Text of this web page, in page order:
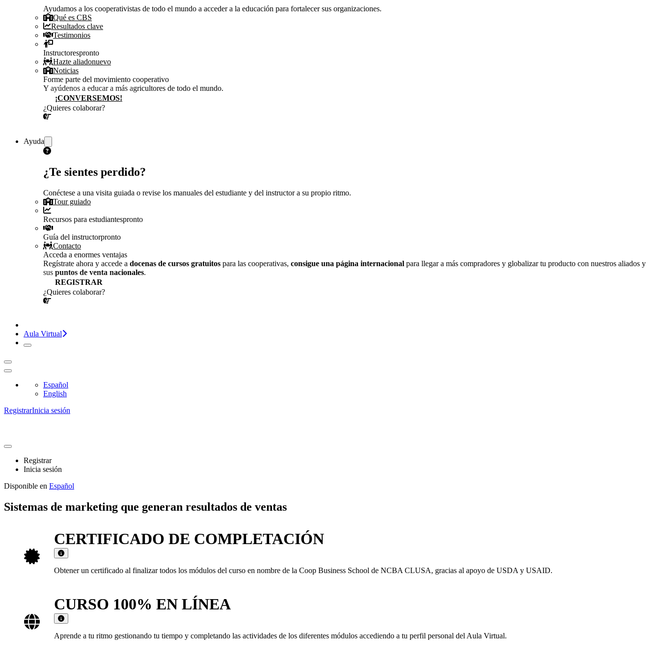
Ayudamos a los cooperativistas de todo el mundo a acceder a la educación para fortalecer sus organizaciones.
Qué es CBS
Resultados clave
Testimonios
Instructorespronto
Hazte aliadonuevo
Noticias
Forme parte del movimiento cooperativo
Y ayúdenos a educar a más agricultores de todo el mundo.
¡CONVERSEMOS!
¿Quieres colaborar?
Ayuda
¿Te sientes perdido?
Conéctese a una visita guiada o revise los manuales del estudiante y del instructor a su propio ritmo.
Tour guiado
Recursos para estudiantespronto
Guía del instructorpronto
Contacto
Acceda a enormes ventajas
Regístrate ahora y accede a docenas de cursos gratuitos para las cooperativas, consigue una página internacional para llegar a más compradores y globalizar tu producto con nuestros aliados y
sus puntos de venta nacionales.
REGISTRAR
¿Quieres colaborar?
Aula Virtual
Español
English
RegistrarInicia sesión
Registrar
Inicia sesión
Disponible en Español
Sistemas de marketing que generan resultados de ventas
CERTIFICADO DE COMPLETACIÓN
Obtener un certificado al finalizar todos los módulos del curso en nombre de la Coop Business School de NCBA CLUSA, gracias al apoyo de USDA y USAID.
CURSO 100% EN LÍNEA
Aprende a tu ritmo gestionando tu tiempo y completando las actividades de los diferentes módulos accediendo a tu perfil personal del Aula Virtual.